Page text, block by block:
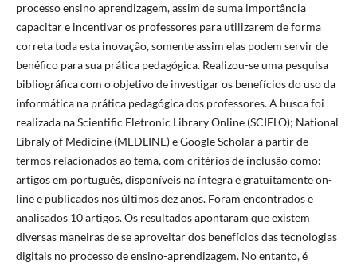
processo ensino aprendizagem, assim de suma importância
capacitar e incentivar os professores para utilizarem de forma
correta toda esta inovação, somente assim elas podem servir de
benéfico para sua prática pedagógica. Realizou-se uma pesquisa
bibliográfica com o objetivo de investigar os benefícios do uso da
informática na prática pedagógica dos professores. A busca foi
realizada na Scientific Eletronic Library Online (SCIELO); National
Libraly of Medicine (MEDLINE) e Google Scholar a partir de
termos relacionados ao tema, com critérios de inclusão como:
artigos em português, disponíveis na íntegra e gratuitamente on-
line e publicados nos últimos dez anos. Foram encontrados e
analisados 10 artigos. Os resultados apontaram que existem
diversas maneiras de se aproveitar dos benefícios das tecnologias
digitais no processo de ensino-aprendizagem. No entanto, é